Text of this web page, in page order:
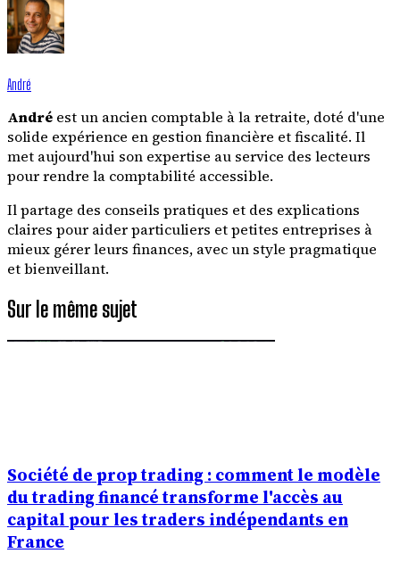
André
André est un ancien comptable à la retraite, doté d'une
solide expérience en gestion financière et fiscalité. Il
met aujourd'hui son expertise au service des lecteurs
pour rendre la comptabilité accessible.
Il partage des conseils pratiques et des explications
claires pour aider particuliers et petites entreprises à
mieux gérer leurs finances, avec un style pragmatique
et bienveillant.
Sur le même sujet
Société de prop trading : comment le modèle
du trading financé transforme l'accès au
capital pour les traders indépendants en
France